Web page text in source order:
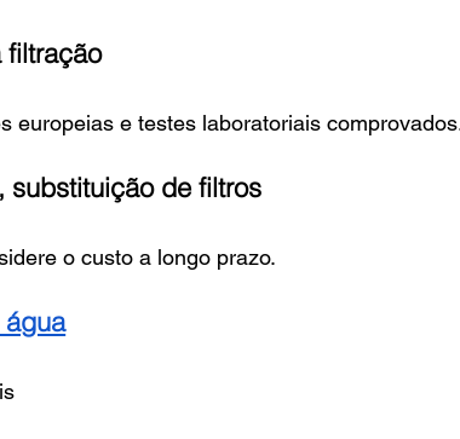
filtração
europeias e testes laboratoriais
substituição de filtros
o custo a longo prazo.